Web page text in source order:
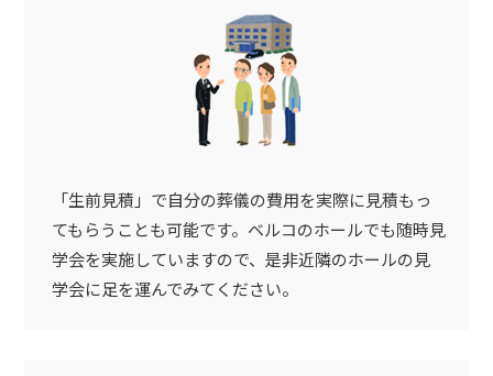
「生前見積」で自分の葬儀の費用を実際に見積もっ
てもらうことも可能です。ベルコのホールでも随時見
学会を実施していますので、是非近隣のホールの見
学会に足を運んでみてください。